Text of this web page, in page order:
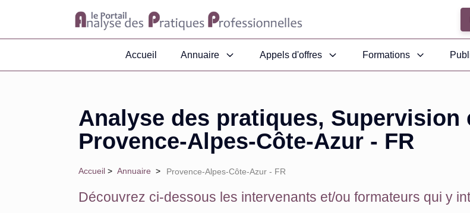
Accueil Annuaire Appels d'offres Formations
Analyse des pratiques, Supervision
Provence-Alpes-Côte-Azur - FR
Accueil > Annuaire > Provence-Alpes-Côte-Azur - FR
Découvrez ci-dessous les intervenants et/ou formateurs qui y